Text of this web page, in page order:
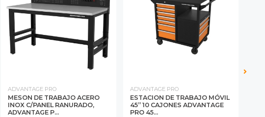
ADVANTAGE PRO
MESON DE TRABAJO ACERO
INOX C/PANEL RANURADO,
ADVANTAGE P...
ADVANTAGE PRO
ESTACION DE TRABAJO MÓVIL
45” 10 CAJONES ADVANTAGE
PRO 45...